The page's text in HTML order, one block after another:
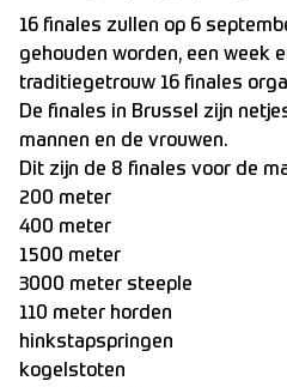
16 finales zullen op 6
gehouden worden, een week
traditiegetrouw 16 finales
De finales in Brussel zijn
mannen en de vrouwen.
Dit zijn de 8 finales voor de
200 meter
400 meter
1500 meter
3000 meter steeple
110 meter horden
hinkstapspringen
kogelstoten